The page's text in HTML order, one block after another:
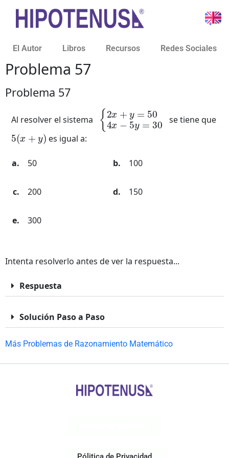
El Autor Libros Recursos Redes Sociales
Problema 57
Problema 57
Al resolver el sistema
{2x+ y=504 x−
se tiene que
5 (
es igual a:
50 100
200 150
300
Intenta resolverlo antes de ver la respuesta...
Respuesta
Solución Paso a Paso
Más Problemas de Razonamiento Matemático